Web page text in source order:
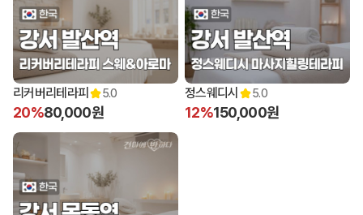
리커버리테라피 5.0
20%80,000원
정스웨디시 5.0
12%150,000원